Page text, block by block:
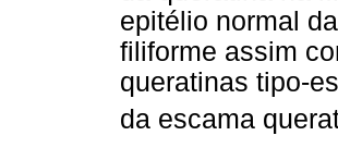
epitélio normal
filiforme assim
queratinas tipo-
da escama